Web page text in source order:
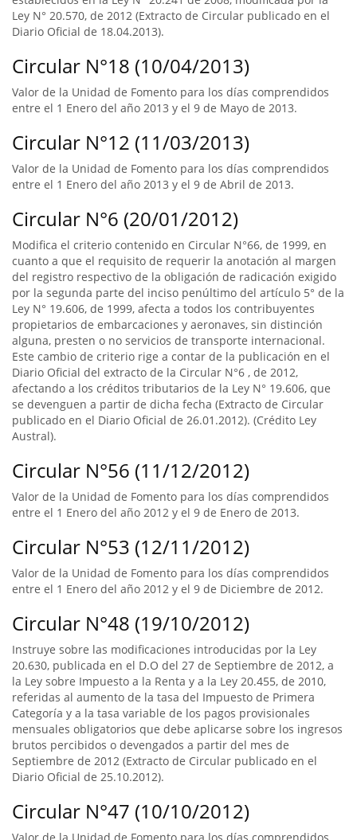
Ley N° 20.570, de 2012 (Extracto de Circular publicado en el
Diario Oficial de 18.04.2013).
Circular N°18 (10/04/2013)
Valor de la Unidad de Fomento para los días comprendidos
entre el 1 Enero del año 2013 y el 9 de Mayo de 2013.
Circular N°12 (11/03/2013)
Valor de la Unidad de Fomento para los días comprendidos
entre el 1 Enero del año 2013 y el 9 de Abril de 2013.
Circular N°6 (20/01/2012)
Modifica el criterio contenido en Circular N°66, de 1999, en
cuanto a que el requisito de requerir la anotación al margen
del registro respectivo de la obligación de radicación exigido
por la segunda parte del inciso penúltimo del artículo 5° de la
Ley N° 19.606, de 1999, afecta a todos los contribuyentes
propietarios de embarcaciones y aeronaves, sin distinción
alguna, presten o no servicios de transporte internacional.
Este cambio de criterio rige a contar de la publicación en el
Diario Oficial del extracto de la Circular N°6 , de 2012,
afectando a los créditos tributarios de la Ley N° 19.606, que
se devenguen a partir de dicha fecha (Extracto de Circular
publicado en el Diario Oficial de 26.01.2012). (Crédito Ley
Austral).
Circular N°56 (11/12/2012)
Valor de la Unidad de Fomento para los días comprendidos
entre el 1 Enero del año 2012 y el 9 de Enero de 2013.
Circular N°53 (12/11/2012)
Valor de la Unidad de Fomento para los días comprendidos
entre el 1 Enero del año 2012 y el 9 de Diciembre de 2012.
Circular N°48 (19/10/2012)
Instruye sobre las modificaciones introducidas por la Ley
20.630, publicada en el D.O del 27 de Septiembre de 2012, a
la Ley sobre Impuesto a la Renta y a la Ley 20.455, de 2010,
referidas al aumento de la tasa del Impuesto de Primera
Categoría y a la tasa variable de los pagos provisionales
mensuales obligatorios que debe aplicarse sobre los ingresos
brutos percibidos o devengados a partir del mes de
Septiembre de 2012 (Extracto de Circular publicado en el
Diario Oficial de 25.10.2012).
Circular N°47 (10/10/2012)